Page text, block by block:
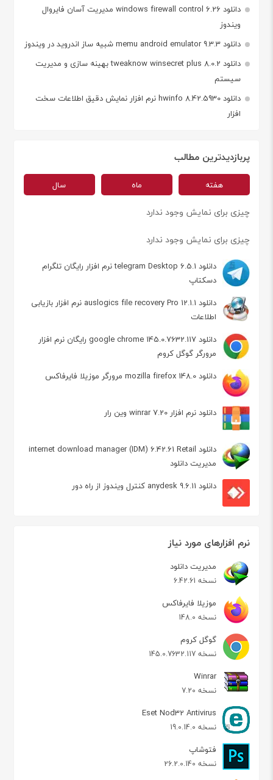
دانلود windows firewall control 6.26 مدیریت آسان فایروال
ویندوز
دانلود memu android emulator 9.3.3 شبیه ساز اندروید در ویندوز
دانلود tweaknow winsecret plus 8.0.2 بهینه سازی و مدیریت
سیستم
دانلود hwinfo 8.42.5930 نرم افزار نمایش دقیق اطلاعات سخت
افزار
پربازدیدترین مطالب
هفته ماه سال
چیزی برای نمایش وجود ندارد
چیزی برای نمایش وجود ندارد
دانلود telegram Desktop 6.5.1 نرم افزار رایگان تلگرام
دسکتاپ
دانلود auslogics file recovery Pro 12.1.1 نرم افزار بازیابی
اطلاعات
دانلود google chrome 145.0.7632.117 رایگان نرم افزار
مرورگر گوگل کروم
دانلود mozilla firefox 148.0 مرورگر موزیلا فایرفاکس
دانلود نرم افزار winrar 7.20 وین رار
دانلود internet download manager (IDM) 6.42.61 Retail
مدیریت دانلود
دانلود anydesk 9.6.11 کنترل ویندوز از راه دور
نرم افزارهای مورد نیاز
مدیریت دانلود
نسخه 6.42.61
موزیلا فایرفاکس
نسخه 148.0
گوگل کروم
نسخه 145.0.7632.117
Winrar
نسخه 7.20
Eset Nod32 Antivirus
نسخه 19.0.14.0
فتوشاپ
نسخه 26.2.0.140